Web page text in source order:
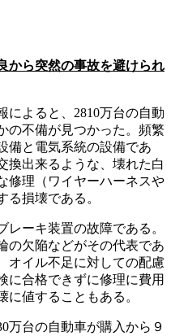
から突然の事故を避けられ
によると、2810万台の自動
の不備が見つかった。頻繁
備と電気系統の設備であ
換出来るような、壊れた白
修理（ワイヤーハーネスや
る損壊である。
ーキ装置の故障である。
の欠陥などがその代表であ
オイル不足に対しての配慮
に合格できずに修理に費用
値することもある。
万台の自動車が購入から９